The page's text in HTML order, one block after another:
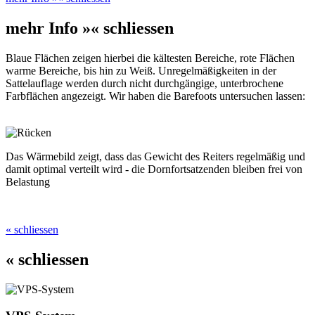
mehr Info »« schliessen
Blaue Flächen zeigen hierbei die kältesten Bereiche, rote Flächen
warme Bereiche, bis hin zu Weiß. Unregelmäßigkeiten in der
Sattelauflage werden durch nicht durchgängige, unterbrochene
Farbflächen angezeigt. Wir haben die Barefoots untersuchen lassen:
Das Wärmebild zeigt, dass das Gewicht des Reiters regelmäßig und
damit optimal verteilt wird - die Dornfortsatzenden bleiben frei von
Belastung
« schliessen
« schliessen